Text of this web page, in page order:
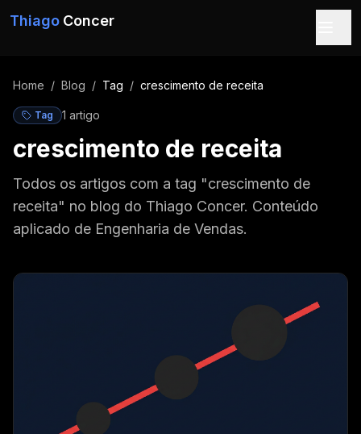
Thiago Concer
Home / Blog / Tag / crescimento de receita
Tag 1 artigo
crescimento de receita
Todos os artigos com a tag "crescimento de
receita" no blog do Thiago Concer. Conteúdo
aplicado de Engenharia de Vendas.